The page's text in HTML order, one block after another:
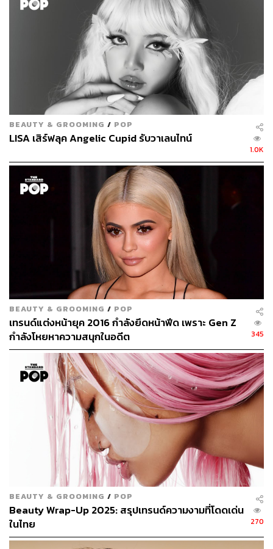
Dr.Jart+ Rubber Mask Firming Loverมาสก์แผ่นนี้
อุดมด้วยสารสกัดธรรมชาติที่อ่อนโยนต่อทุกสภาพผิว มี
จุดเด่นที่ช่วยปรับผิวให้กระชับ ลดเลือนริ้วรอย ราคา
540 บาท
The Balm Balm Shelter Tinted Moisturizer SPF 18
สี Light
รองพื้นผสมมอยส์เจอร์ไรเซอร์สำหรับทุกวันที่
ต้องการแต่งหน้า เพื่อเผยผิวเนียนธรรมชาติ ราคา 950
บาท
Step 2 งานคิ้วต้องปัง
สีผมกับสีคิ้วต้องเป็นไปในทิศทางเดียวกัน ในซีรีส์เรื่องนี้ เลขา
คิมมีโซทำสีผมโทนน้ำตาลประกายทอง ดังนั้นเวลาเขียนคิ้วก็
ต้องคำนึงถึงสีผมด้วย สีคิ้วจึงเลือกเฉดน้ำตาลอ่อน และปัด
มาสคาร่าเปลี่ยนสีคิ้วให้เป็นโทนน้ำตาลทอง สังเกตว่ารูปทรง
คิ้วของเธอเป็นคิ้วแบบเส้นตรงสไตล์เกาหลี การครีเอตคิ้วให้
ปังแบบนี้เริ่มจากการจัดระเบียบขนคิ้ว ใช้แปรงหัวเกลียวมา
แปรงขนคิ้วให้เป็นระเบียบ จากนั้นใช้ดินสอร่างโครงคิ้วด้าน
บนไปยังสันคิ้ว ค่อยๆ เขียนให้เป็นเส้นตรง ทำแบบเดียวกันกับ
ด้านล่างคิ้ว จากนั้นใช้แปรงถมคิ้วบริเวณตรงกลางที่ร่าง
โครงไว้
BEAUTY & GROOMING / POP
LISA เสิร์ฟลุค Angelic Cupid รับวาเลนไทน์
1.0K
BEAUTY & GROOMING / POP
เทรนด์แต่งหน้ายุค 2016 กำลังยึดหน้าฟีด เพราะ Gen Z
กำลังโหยหาความสนุกในอดีต
345
BEAUTY & GROOMING / POP
Beauty Wrap-Up 2025: สรุปเทรนด์ความงามที่โดดเด่น
ในไทย
270